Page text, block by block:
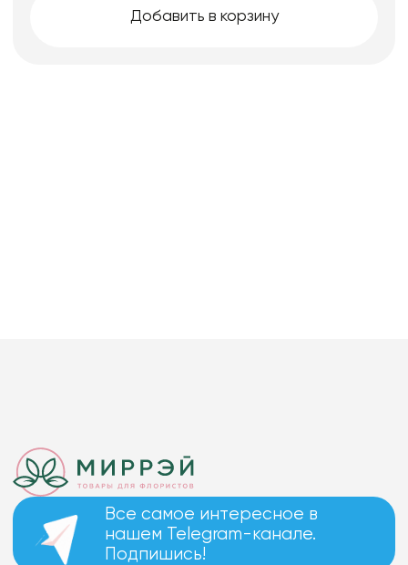
Добавить в корзину
Все самое интересное в
нашем Telegram-канале.
Подпишись!